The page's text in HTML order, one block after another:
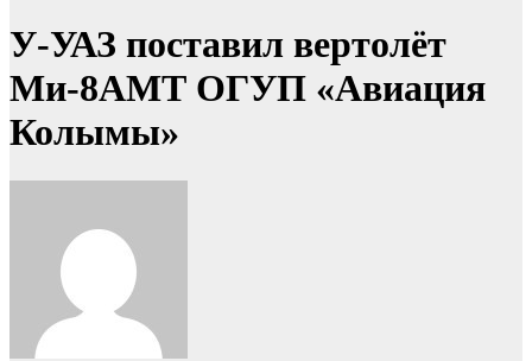
У-УАЗ поставил вертолёт
Ми-8АМТ ОГУП «Авиация
Колымы»